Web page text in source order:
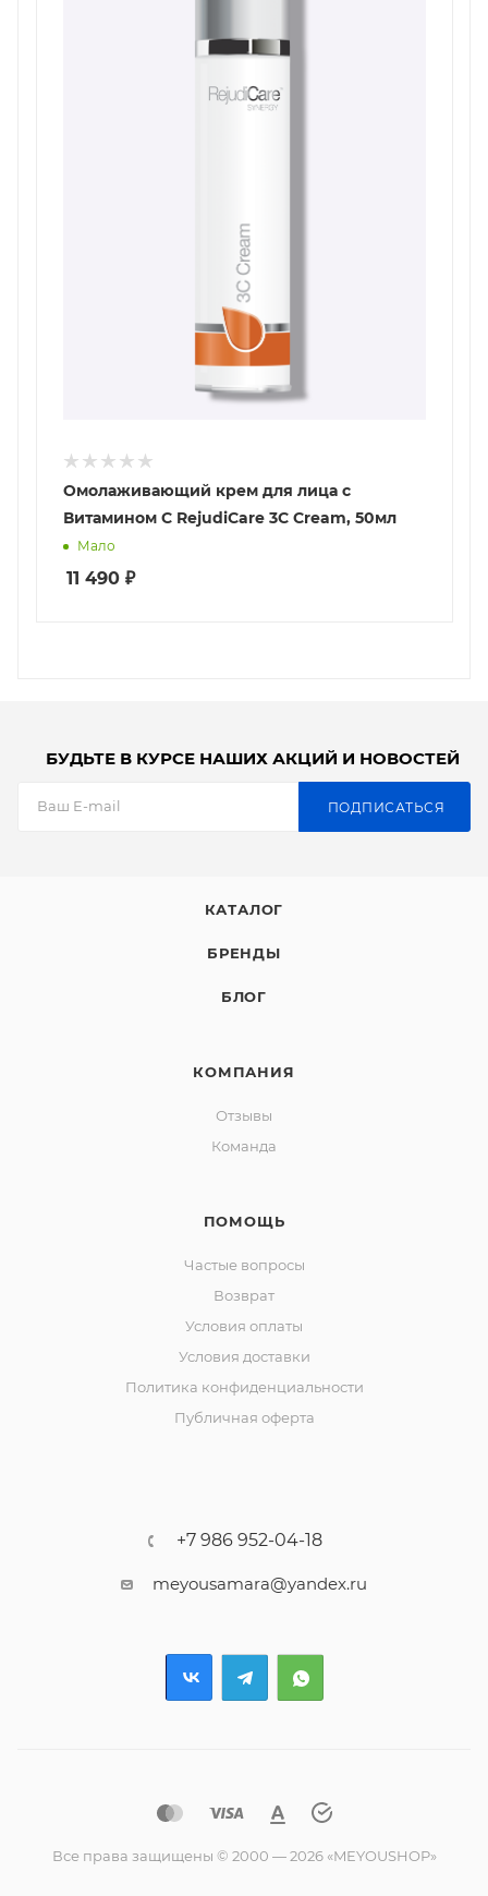
Омолаживающий крем для лица с
Витамином С RejudiCare 3C Cream, 50мл
Мало
11 490 ₽
БУДЬТЕ В КУРСЕ НАШИХ АКЦИЙ И НОВОСТЕЙ
ПОДПИСАТЬСЯ
КАТАЛОГ
БРЕНДЫ
БЛОГ
КОМПАНИЯ
Отзывы
Команда
ПОМОЩЬ
Частые вопросы
Возврат
Условия оплаты
Условия доставки
Политика конфиденциальности
Публичная оферта
+7 986 952-04-18
meyousamara@yandex.ru
Все права защищены © 2000 — 2026 «MEYOUSHOP»